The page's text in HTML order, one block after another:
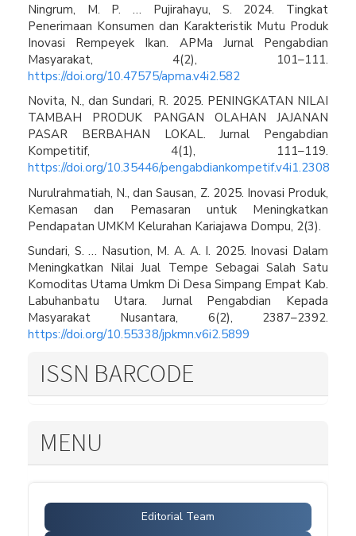
Ningrum, M. P. … Pujirahayu, S. 2024. Tingkat
Penerimaan Konsumen dan Karakteristik Mutu Produk
Inovasi Rempeyek Ikan. APMa Jurnal Pengabdian
Masyarakat, 4(2), 101–111.
https://doi.org/10.47575/apma.v4i2.582
Novita, N., dan Sundari, R. 2025. PENINGKATAN NILAI
TAMBAH PRODUK PANGAN OLAHAN JAJANAN
PASAR BERBAHAN LOKAL. Jurnal Pengabdian
Kompetitif, 4(1), 111–119.
https://doi.org/10.35446/pengabdiankompetif.v4i1.2308
Nurulrahmatiah, N., dan Sausan, Z. 2025. Inovasi Produk,
Kemasan dan Pemasaran untuk Meningkatkan
Pendapatan UMKM Kelurahan Kariajawa Dompu, 2(3).
Sundari, S. … Nasution, M. A. A. I. 2025. Inovasi Dalam
Meningkatkan Nilai Jual Tempe Sebagai Salah Satu
Komoditas Utama Umkm Di Desa Simpang Empat Kab.
Labuhanbatu Utara. Jurnal Pengabdian Kepada
Masyarakat Nusantara, 6(2), 2387–2392.
https://doi.org/10.55338/jpkmn.v6i2.5899
ISSN BARCODE
MENU
Editorial Team